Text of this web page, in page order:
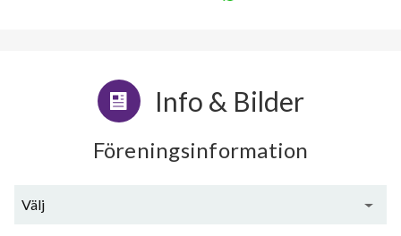
Info & Bilder
Föreningsinformation
Välj